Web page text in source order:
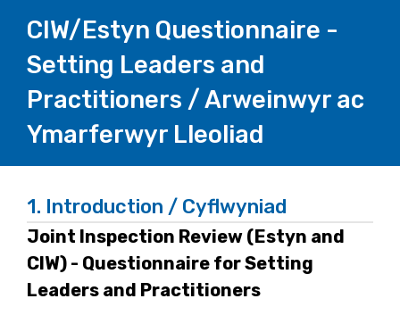
CIW/Estyn Questionnaire -
Setting Leaders and
Practitioners / Arweinwyr ac
Ymarferwyr Lleoliad
1. Introduction / Cyflwyniad
Joint Inspection Review (Estyn and
CIW) - Questionnaire for Setting
Leaders and Practitioners